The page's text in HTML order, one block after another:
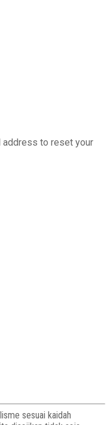
address to reset your
sesuai kaidah